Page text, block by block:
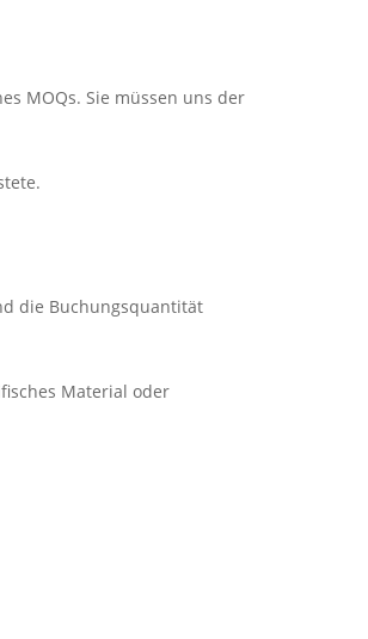
MOQs. Sie müssen uns der
die Buchungsquantität
Material oder